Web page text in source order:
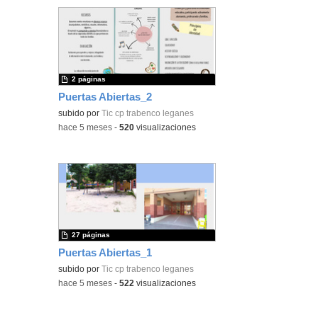
Puertas Abiertas_2
subido porTic cp trabenco leganes
2 páginas
-hace 5 meses -520 visualizaciones
Puertas Abiertas_1
subido porTic cp trabenco leganes
27 páginas
-hace 5 meses -522 visualizaciones